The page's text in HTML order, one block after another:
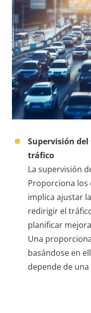
Supervisión
tráfico
La supervisión
Proporciona los
implica ajustar
redirigir el
planificar
Una
basándose en
depende de